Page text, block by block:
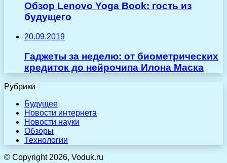
Обзор Lenovo Yoga Book: гость из
будущего
20.09.2019
Гаджеты за неделю: от биометрических
кредиток до нейрочипа Илона Маска
Рубрики
Будущее
Новости интернета
Новости науки
Обзоры
Технологии
© Copyright 2026, Voduk.ru